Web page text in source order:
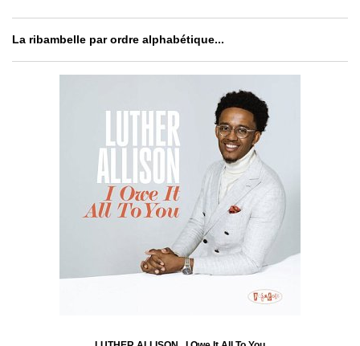
La ribambelle par ordre alphabétique...